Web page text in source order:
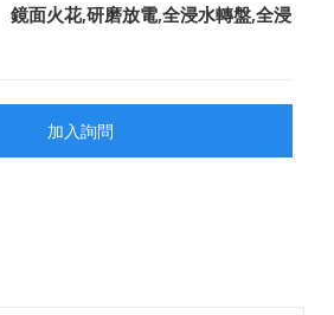
鏡面火花,研磨放電,全浸水轉盤,全浸